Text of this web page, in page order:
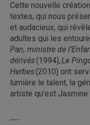
Cette nouvelle
textes, qui nous
et audacieux, qui
adultes qui les
Pan, ministre de
dérivés(1994),Le
Herbes(2010) ont
lumière le talent, la
artiste qu’est Jasmine
---